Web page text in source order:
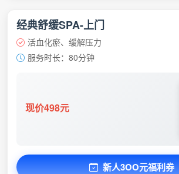
经典舒缓SPA-上门
活血化瘀、缓解压力
服务时长：80分钟
现价498元
新人3OO元福利券